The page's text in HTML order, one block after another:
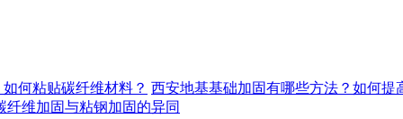
何粘贴碳纤维材料？ 西安地基基础加固有哪些方法？如何提
纤维加固与粘钢加固的异同